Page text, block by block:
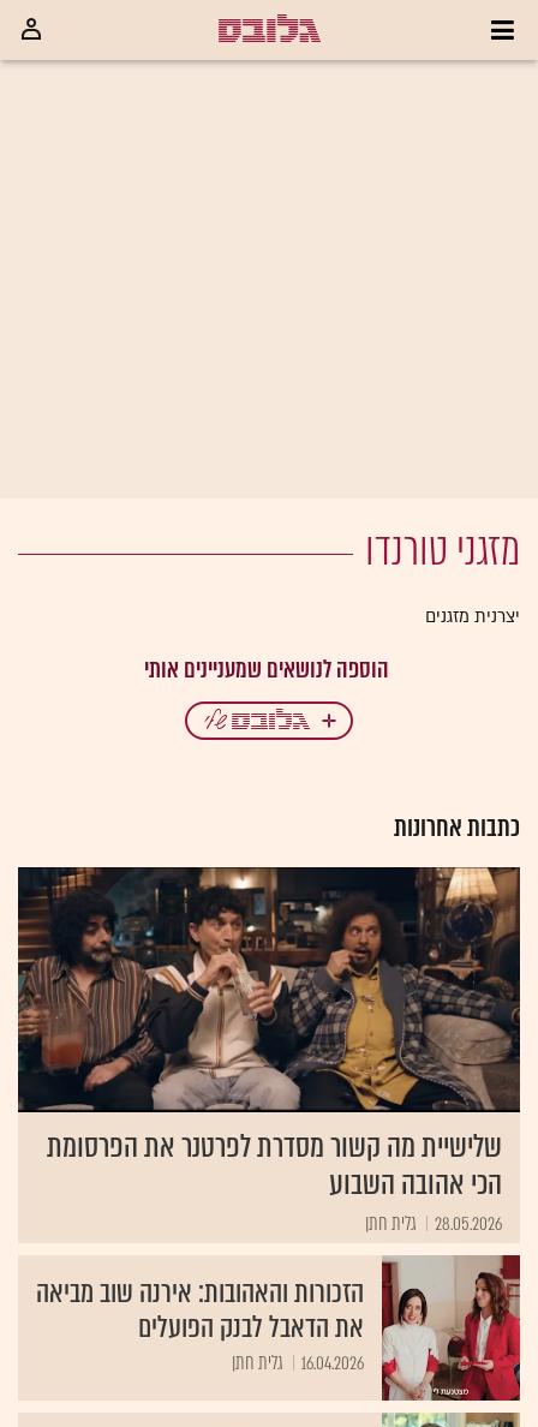
מזגני טורנדו
יצרנית מזגנים
כתבות אחרונות
שלישיית מה קשור מסדרת לפרטנר את הפרסומת
הכי אהובה השבוע
28.05.2026 גלית חתן
הזכורות והאהובות: אירנה שוב מביאה
את הדאבל לבנק הפועלים
16.04.2026 גלית חתן